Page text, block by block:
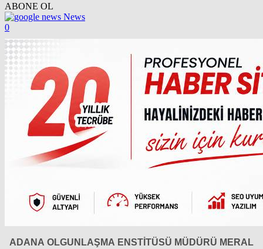
ABONE OL
News
0
ADANA OLGUNLAŞMA ENSTİTÜSÜ MÜDÜRÜ MERAL